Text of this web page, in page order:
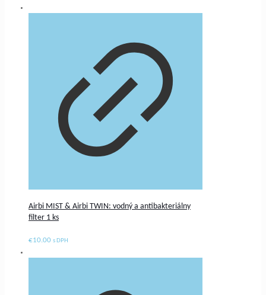
Airbi MIST & Airbi TWIN: vodný a antibakteriálny
filter 1 ks
€10.00 s DPH